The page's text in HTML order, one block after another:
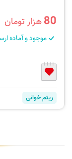
80هزار تومان
موجود و آماده
ریتم خوانی